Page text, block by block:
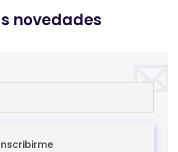
novedades